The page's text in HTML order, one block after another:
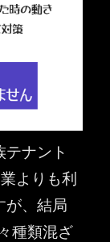
ナント
よりも利
が、結局
種類混ざ